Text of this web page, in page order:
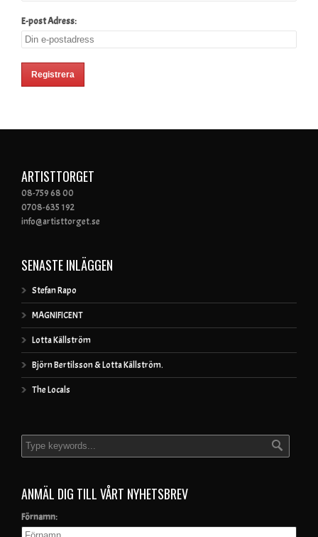
E-post Adress:
ARTISTTORGET
08-759 68 00
0708-635 192
info@artisttorget.se
SENASTE INLÄGGEN
Stefan Rapo
MAGNIFICENT
Lotta Källström
Björn Bertilsson & Lotta Källström.
The Locals
ANMÄL DIG TILL VÅRT NYHETSBREV
Förnamn: